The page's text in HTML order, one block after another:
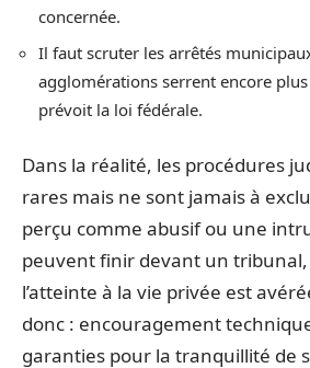
concernée.
Il faut scruter les arrêtés
agglomérations serrent encore
prévoit la loi fédérale.
Dans la réalité, les procédures
rares mais ne sont jamais à
perçu comme abusif ou une
peuvent finir devant un
l’atteinte à la vie privée est
donc : encouragement
garanties pour la tranquillité de